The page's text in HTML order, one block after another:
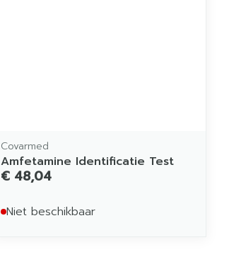
Covarmed
Amfetamine Identificatie Test
€ 48,04
Niet beschikbaar